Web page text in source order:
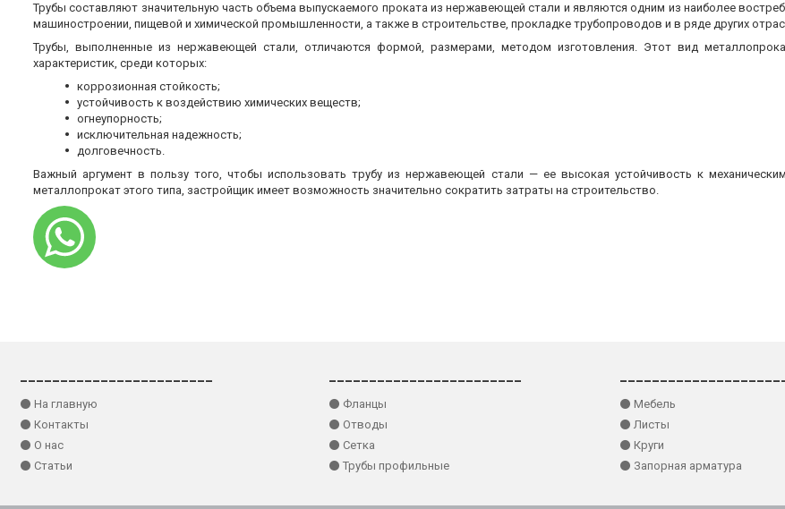
Трубы составляют значительную часть объема выпускаемого проката из нержавеющей стали и являются одним из наиболее
машиностроении, пищевой и химической промышленности, а также в строительстве, прокладке трубопроводов и в ряде других
Трубы, выполненные из нержавеющей стали, отличаются формой, размерами, методом изготовления. Этот вид
характеристик, среди которых:
коррозионная стойкость;
устойчивость к воздействию химических веществ;
огнеупорность;
исключительная надежность;
долговечность.
Важный аргумент в пользу того, чтобы использовать трубу из нержавеющей стали — ее высокая устойчивость к
металлопрокат этого типа, застройщик имеет возможность значительно сократить затраты на строительство.
⚫ На главную
⚫ Контакты
⚫ О нас
⚫ Статьи
⚫ Фланцы
⚫ Отводы
⚫ Сетка
⚫ Трубы профильные
⚫ Мебель
⚫ Листы
⚫ Круги
⚫ Запорная арматура